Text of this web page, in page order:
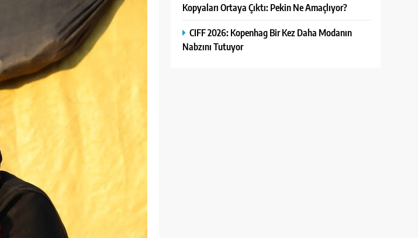
Kopyaları Ortaya Çıktı: Pekin Ne Amaçlıyor?
CIFF 2026: Kopenhag Bir Kez Daha Modanın
Nabzını Tutuyor